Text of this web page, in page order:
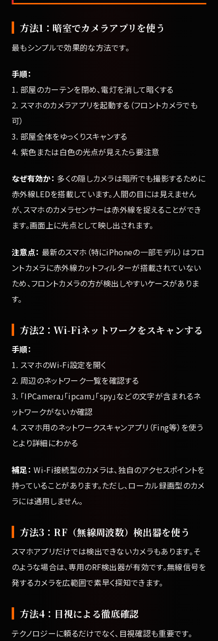
方法1：暗室でカメラアプリを使う
最もシンプルで効果的な方法です。
手順：
1. 部屋のカーテンを閉め、電灯を消して暗くする
2. スマホのカメラアプリを起動する（フロントカメラでも
可）
3. 部屋全体をゆっくりスキャンする
4. 紫色または白色の光点が見えたら要注意
なぜ有効か： 多くの隠しカメラは暗所でも撮影するために
赤外線LEDを搭載しています。人間の目には見えません
が、スマホのカメラセンサーは赤外線を捉えることができ
ます。画面上に光点として映し出されます。
注意点： 最新のスマホ（特にiPhoneの一部モデル）はフロ
ントカメラに赤外線カットフィルターが搭載されていない
ため、フロントカメラの方が検出しやすいケースがありま
す。
方法2：Wi-Fiネットワークをスキャンする
手順：
1. スマホのWi-Fi設定を開く
2. 周辺のネットワーク一覧を確認する
3. 「IPCamera」「ipcam」「spy」などの文字が含まれるネ
ットワークがないか確認
4. スマホ用のネットワークスキャンアプリ（Fing等）を使う
とより詳細にわかる
補足： Wi-Fi接続型のカメラは、独自のアクセスポイントを
持っていることがあります。ただし、ローカル録画型のカメ
ラには通用しません。
方法3：RF（無線周波数）検出器を使う
スマホアプリだけでは検出できないカメラもあります。そ
のような場合は、専用のRF検出器が有効です。無線信号を
発するカメラを広範囲で素早く探知できます。
方法4：目視による徹底確認
テクノロジーに頼るだけでなく、目視確認も重要です。